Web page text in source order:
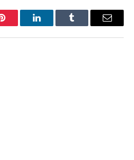
Pinterest LinkedInTumblr Email